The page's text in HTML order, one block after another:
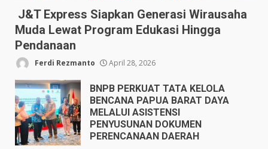
J&T Express Siapkan Generasi Wirausaha
Muda Lewat Program Edukasi Hingga
Pendanaan
Ferdi Rezmanto April 28, 2026
BNPB PERKUAT TATA KELOLA
BENCANA PAPUA BARAT DAYA
MELALUI ASISTENSI
PENYUSUNAN DOKUMEN
PERENCANAAN DAERAH